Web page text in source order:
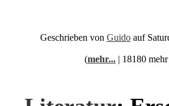
Geschrieben von Guidoauf
(mehr... | 18180